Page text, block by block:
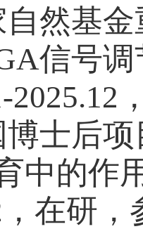
自然基
信号调
2025.12
博士后
中的作
，在研，